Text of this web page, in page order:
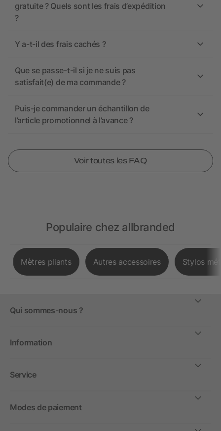
gratuite ? Quels sont les frais d’expédition
?
Y a-t-il des frais cachés ?
Que se passe-t-il si je ne suis pas
satisfait(e) de ma commande ?
Puis-je commander un échantillon de
l’article promotionnel à l’avance ?
Voir toutes les FAQ
Populaire chez allbranded
Mètres pliants Autres accessoires Stylos
Qui sommes-nous ?
Information
Service
Modes de paiement